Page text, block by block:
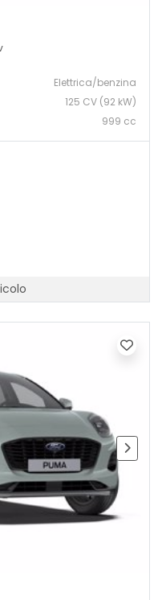
Elettrica/benzina
125 CV (92 kW)
999 cc